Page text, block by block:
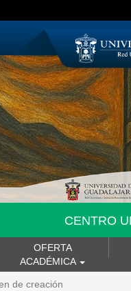
CENTRO
OFERTA
ACADÉMICA
de creación